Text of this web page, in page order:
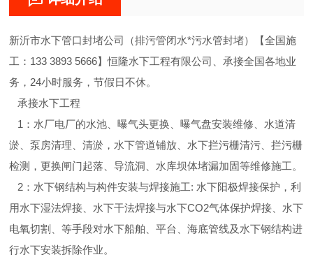
新沂市水下管口封堵公司（排污管闭水*污水管封堵）【全国施
工：133 3893 5666】恒隆水下工程有限公司、承接全国各地业
务，24小时服务，节假日不休。
承接水下工程
1：水厂电厂的水池、曝气头更换、曝气盘安装维修、水道清
淤、泵房清理、清淤，水下管道铺放、水下拦污栅清污、拦污栅
检测，更换闸门起落、导流洞、水库坝体堵漏加固等维修施工。
2：水下钢结构与构件安装与焊接施工: 水下阳极焊接保护，利
用水下湿法焊接、水下干法焊接与水下CO2气体保护焊接、水下
电氧切割、等手段对水下船舶、平台、海底管线及水下钢结构进
行水下安装拆除作业。